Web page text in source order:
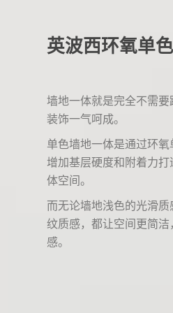
英波西环氧单
墙地一体就是完全不需
装饰一气呵成。
单色墙地一体是通过环氧
增加基层硬度和附着力
体空间。
而无论墙地浅色的光滑
纹质感，都让空间更简
感。